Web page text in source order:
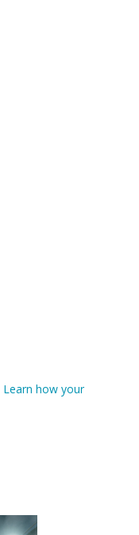
Learn how your